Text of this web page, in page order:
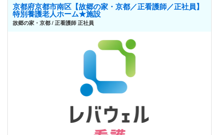
京都府京都市南区【故郷の家・京都／正看護師／正社員】
特別養護老人ホーム★施設
故郷の家・京都 / 正看護師 正社員